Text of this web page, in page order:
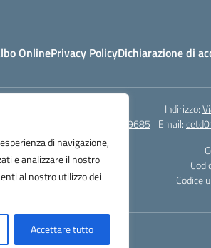
di navigazione,
e analizzare il nostro
al nostro utilizzo dei
Accettare tutto
OnlinePrivacy PolicyDichiarazione di
Indirizzo:
(+39) 0818131558 - 0815029685 Email:
Codice